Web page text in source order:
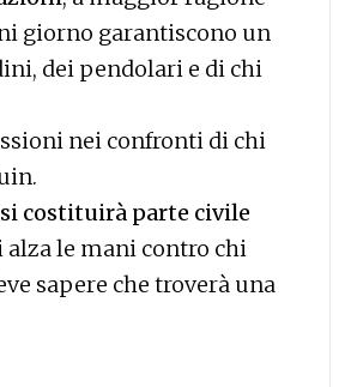
giorno garantiscono un
dei pendolari e di chi
nei confronti di chi
si costituirà parte civile
alza le mani contro chi
sapere che troverà una